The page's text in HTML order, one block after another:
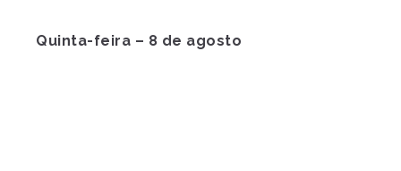
Quinta-feira – 8 de agosto